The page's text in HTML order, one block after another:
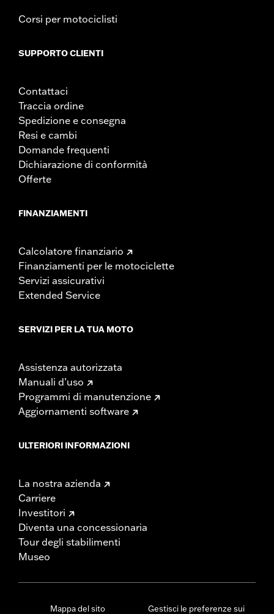
Corsi per motociclisti
SUPPORTO CLIENTI
Contattaci
Traccia ordine
Spedizione e consegna
Resi e cambi
Domande frequenti
Dichiarazione di conformità
Offerte
FINANZIAMENTI
Calcolatore finanziario
Finanziamenti per le motociclette
Servizi assicurativi
Extended Service
SERVIZI PER LA TUA MOTO
Assistenza autorizzata
Manuali d’uso
Programmi di manutenzione
Aggiornamenti software
ULTERIORI INFORMAZIONI
La nostra azienda
Carriere
Investitori
Diventa una concessionaria
Tour degli stabilimenti
Museo
Mappa del sito Gestisci le preferenze sui